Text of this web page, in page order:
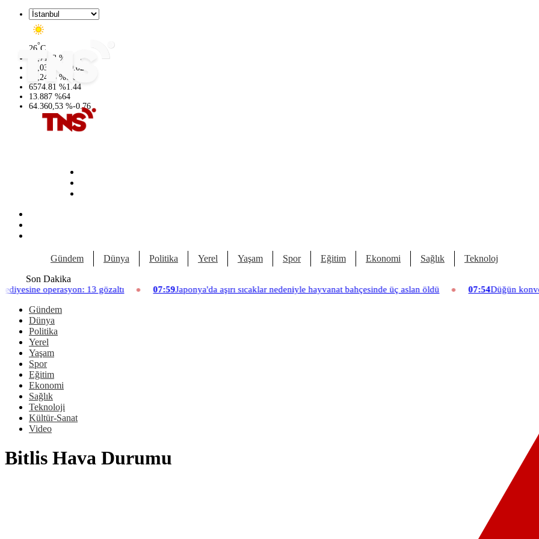
26°C
47,7143 %
0.16
55,0317
-0.02
64,2463 %0.07
6574.81 %1.44
13.887 %64
64.360,53 %-0.76
Gündem Dünya Politika Yerel Yaşam Spor Eğitim Ekonomi Sağlık Teknoloji
Son Dakika
operasyon: 13 gözaltı 07:59 Japonya'da aşırı sıcaklar nedeniyle hayvanat bahçesinde üç aslan öldü 07:54 Düğün konvoyuna
Gündem
Dünya
Politika
Yerel
Yaşam
Spor
Eğitim
Ekonomi
Sağlık
Teknoloji
Kültür-Sanat
Video
Bitlis Hava Durumu